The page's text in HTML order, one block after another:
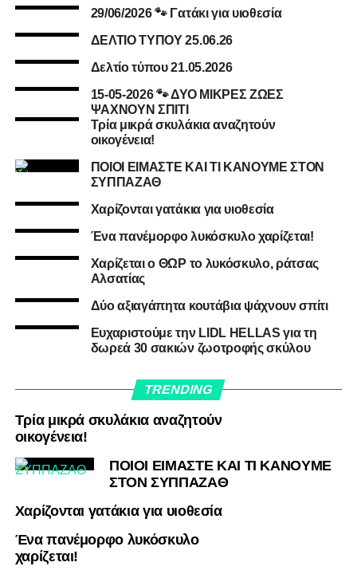
29/06/2026 🐾 Γατάκι για υιοθεσία
ΔΕΛΤΙΟ ΤΥΠΟΥ 25.06.26
Δελτίο τύπου 21.05.2026
15-05-2026 🐾 ΔΥΟ ΜΙΚΡΕΣ ΖΩΕΣ
ΨΑΧΝΟΥΝ ΣΠΙΤΙ
Τρία μικρά σκυλάκια αναζητούν
οικογένεια!
ΠΟΙΟΙ ΕΙΜΑΣΤΕ ΚΑΙ ΤΙ ΚΑΝΟΥΜΕ ΣΤΟΝ
ΣΥΠΠΑΖΑΘ
Χαρίζονται γατάκια για υιοθεσία
Ένα πανέμορφο λυκόσκυλο χαρίζεται!
Χαρίζεται ο ΘΩΡ το λυκόσκυλο, ράτσας
Αλσατίας
Δύο αξιαγάπητα κουτάβια ψάχνουν σπίτι
Ευχαριστούμε την LIDL HELLAS για τη
δωρεά 30 σακιών ζωοτροφής σκύλου
TRENDING
Τρία μικρά σκυλάκια αναζητούν
οικογένεια!
ΠΟΙΟΙ ΕΙΜΑΣΤΕ ΚΑΙ ΤΙ ΚΑΝΟΥΜΕ
ΣΤΟΝ ΣΥΠΠΑΖΑΘ
Χαρίζονται γατάκια για υιοθεσία
Ένα πανέμορφο λυκόσκυλο
χαρίζεται!